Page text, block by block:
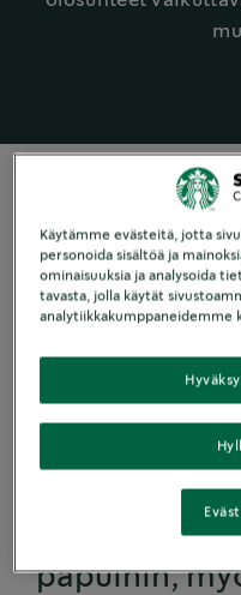
KAHVIN MATKA
Ennen kuin
kuppiisi, se
monta
vaiheilla on
papuihin,
Käytämme evästeitä, jotta
personoida sisältöä ja
ominaisuuksia ja analysoida
tavasta, jolla käytät
analytiikkakumppaneidemme